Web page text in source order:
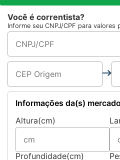
Você é correntista?
Informe seu CNPJ/CPF para valores
Informações da(s)
Altura(cm)
Profundidade(cm)